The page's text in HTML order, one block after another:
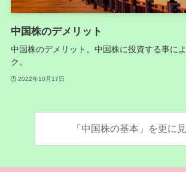
中国株のデメリット
中国株のデメリット。中国株に投資する事に
ク。
2022年10月17日
「中国株の基本」を更に